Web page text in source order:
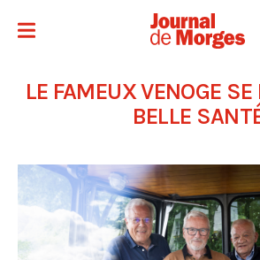
LE FAMEUX VENOGE SE
BELLE